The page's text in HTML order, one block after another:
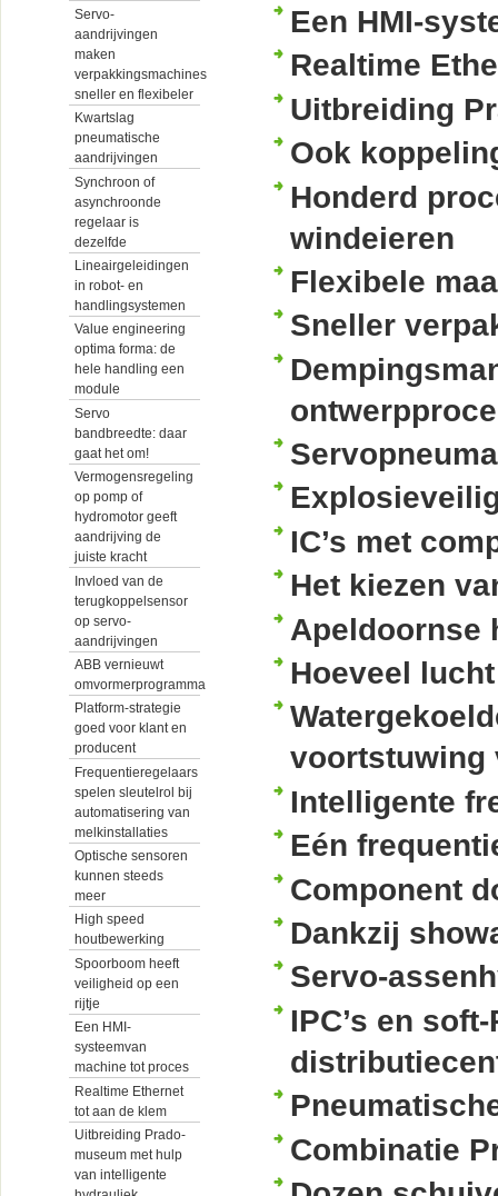
Servo-
aandrijvingen
maken
verpakkingsmachines
sneller en flexibeler
Kwartslag
pneumatische
aandrijvingen
Synchroon of
asynchroonde
regelaar is
dezelfde
Lineairgeleidingen
in robot- en
handlingsystemen
Value engineering
optima forma: de
hele handling een
module
Servo
bandbreedte: daar
gaat het om!
Vermogensregeling
op pomp of
hydromotor geeft
aandrijving de
juiste kracht
Invloed van de
terugkoppelsensor
op servo-
aandrijvingen
ABB vernieuwt
omvormerprogramma
Platform-strategie
goed voor klant en
producent
Frequentieregelaars
spelen sleutelrol bij
automatisering van
melkinstallaties
Optische sensoren
kunnen steeds
meer
High speed
houtbewerking
Spoorboom heeft
veiligheid op een
rijtje
Een HMI-
systeemvan
machine tot proces
Realtime Ethernet
tot aan de klem
Uitbreiding Prado-
museum met hulp
van intelligente
Een HMI-
Realtime
Uitbreiding
Ook
Honderd
windeieren
Flexibele
Sneller
IC’s met
Het kiezen
Apeldoornse
Hoeveel
voortstuwing
Intelligente
Eén
Component
Dankzij
Servo-
IPC’s en
Combinatie